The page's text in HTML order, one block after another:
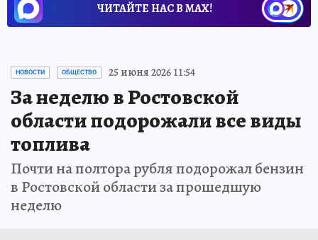
ЧИТАЙТЕ НАС В МАХ!
НОВОСТИ ОБЩЕСТВО 25 июня 2026 11:54
За неделю в Ростовской
области подорожали все виды
топлива
Почти на полтора рубля подорожал бензин
в Ростовской области за прошедшую
неделю